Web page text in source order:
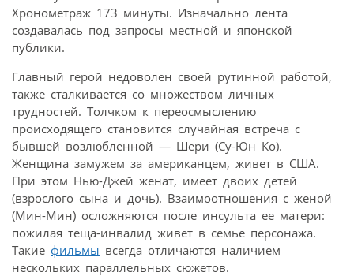
Хронометраж 173 минуты. Изначально лента
создавалась под запросы местной и японской
публики.
Главный герой недоволен своей рутинной работой,
также сталкивается со множеством личных
трудностей. Толчком к переосмыслению
происходящего становится случайная встреча с
бывшей возлюбленной — Шери (Су-Юн Ко).
Женщина замужем за американцем, живет в США.
При этом Нью-Джей женат, имеет двоих детей
(взрослого сына и дочь). Взаимоотношения с женой
(Мин-Мин) осложняются после инсульта ее матери:
пожилая теща-инвалид живет в семье персонажа.
Такие фильмы всегда отличаются наличием
нескольких параллельных сюжетов.